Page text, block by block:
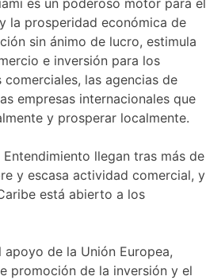
la prosperidad económica de
sin ánimo de lucro, estimula
e inversión para los
las agencias de
empresas internacionales que
y prosperar localmente.
llegan tras más de
y escasa actividad comercial, y
está abierto a los
de la Unión Europea,
promoción de la inversión y el